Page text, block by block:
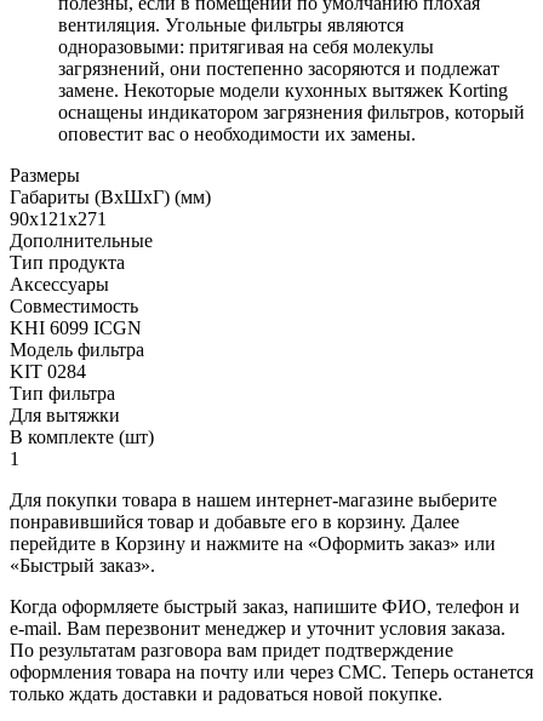
вентиляция. Угольные фильтры являются
одноразовыми: притягивая на себя молекулы
загрязнений, они постепенно засоряются и подлежат
замене. Некоторые модели кухонных вытяжек Korting
оснащены индикатором загрязнения фильтров, который
оповестит вас о необходимости их замены.
Размеры
Габариты (ВхШхГ) (мм)
90х121х271
Дополнительные
Тип продукта
Аксессуары
Совместимость
KHI 6099 ICGN
Модель фильтра
KIT 0284
Тип фильтра
Для вытяжки
В комплекте (шт)
1
Для покупки товара в нашем интернет-магазине выберите
понравившийся товар и добавьте его в корзину. Далее
перейдите в Корзину и нажмите на «Оформить заказ» или
«Быстрый заказ».
Когда оформляете быстрый заказ, напишите ФИО, телефон и
e-mail. Вам перезвонит менеджер и уточнит условия заказа.
По результатам разговора вам придет подтверждение
оформления товара на почту или через СМС. Теперь останется
только ждать доставки и радоваться новой покупке.